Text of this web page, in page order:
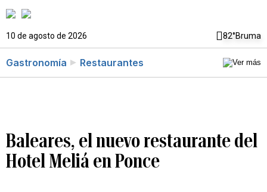
10 de agosto de 2026 82°Bruma
Gastronomía Restaurantes
Baleares, el nuevo restaurante del
Hotel Meliá en Ponce